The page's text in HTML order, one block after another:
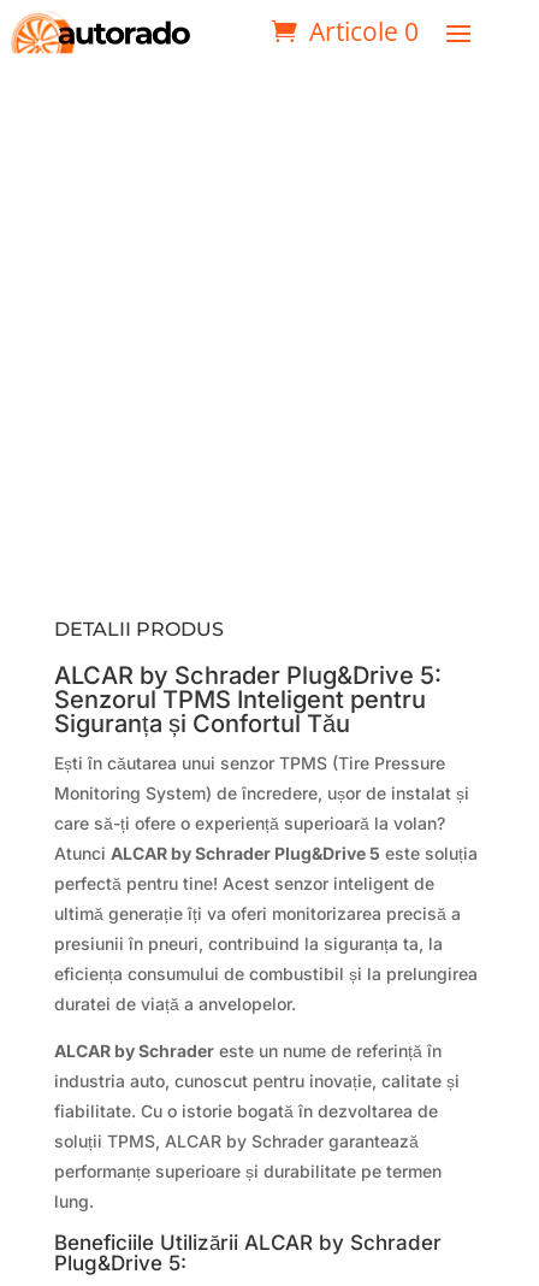
Articole 0
DETALII PRODUS
ALCAR by Schrader Plug&Drive 5:
Senzorul TPMS Inteligent pentru
Siguranța și Confortul Tău
Ești în căutarea unui senzor TPMS (Tire Pressure
Monitoring System) de încredere, ușor de instalat și
care să-ți ofere o experiență superioară la volan?
Atunci ALCAR by Schrader Plug&Drive 5 este soluția
perfectă pentru tine! Acest senzor inteligent de
ultimă generație îți va oferi monitorizarea precisă a
presiunii în pneuri, contribuind la siguranța ta, la
eficiența consumului de combustibil și la prelungirea
duratei de viață a anvelopelor.
ALCAR by Schradereste un nume de referință în
industria auto, cunoscut pentru inovație, calitate și
fiabilitate. Cu o istorie bogată în dezvoltarea de
soluții TPMS, ALCAR by Schrader garantează
performanțe superioare și durabilitate pe termen
lung.
Beneficiile Utilizării ALCAR by Schrader
Plug&Drive 5: